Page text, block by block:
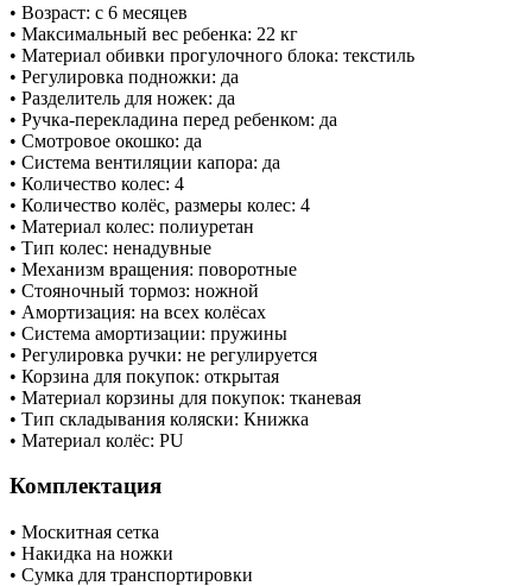
• Возраст: с 6 месяцев
• Максимальный вес ребенка: 22 кг
• Материал обивки прогулочного блока: текстиль
• Регулировка подножки: да
• Разделитель для ножек: да
• Ручка-перекладина перед ребенком: да
• Смотровое окошко: да
• Система вентиляции капора: да
​• Количество колес: 4
• Количество колёс, размеры колес: 4
• Материал колес: полиуретан
• Тип колес: ненадувные
• Механизм вращения: поворотные
• Стояночный тормоз: ножной
• Амортизация: на всех колёсах
• Система амортизации: пружины
• Регулировка ручки: не регулируется
• Корзина для покупок: открытая
• Материал корзины для покупок: тканевая
• Тип складывания коляски: Книжка
• Материал колёс: PU
Комплектация
• Москитная сетка
• Накидка на ножки
• Сумка для транспортировки